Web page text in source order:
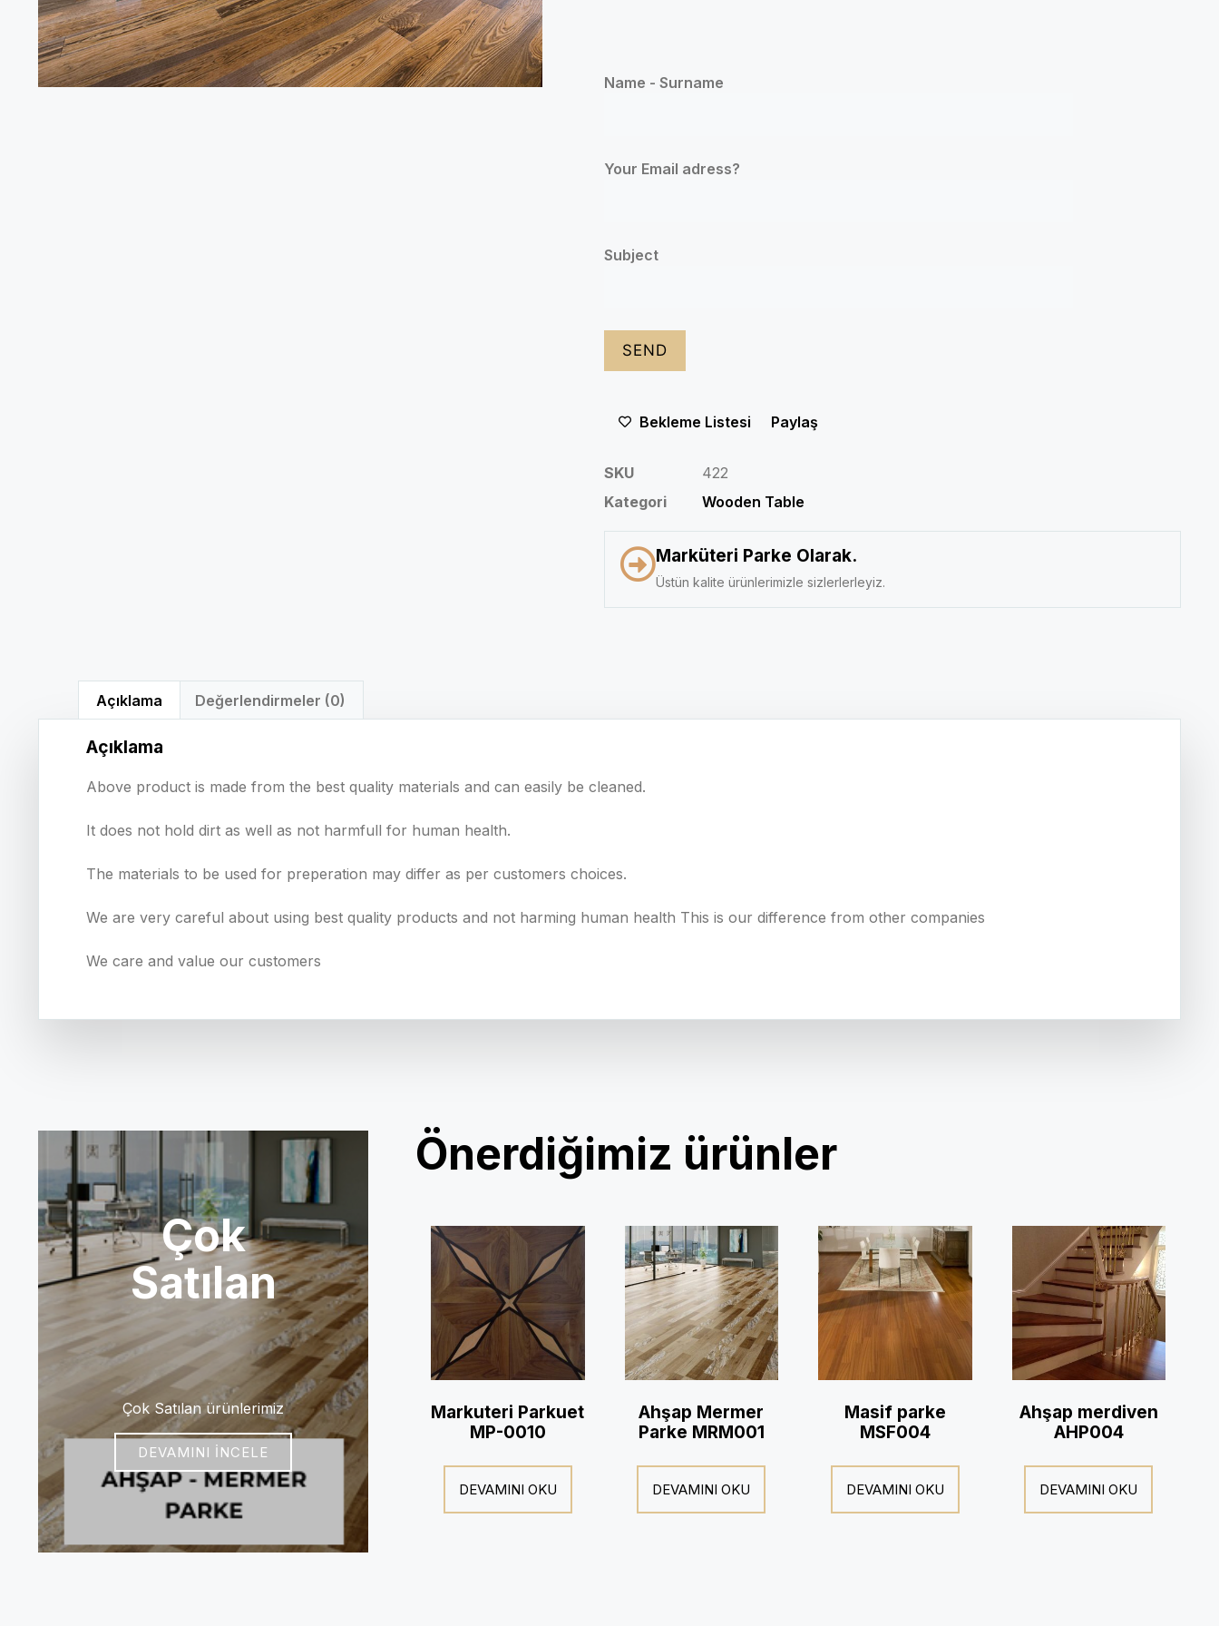
Name - Surname
Your Email adress?
Subject
Bekleme Listesi Paylaş
SKU
422
Kategori
Wooden Table
Marküteri Parke Olarak.
Üstün kalite ürünlerimizle sizlerlerleyiz.
Açıklama Değerlendirmeler (0)
Açıklama
Above product is made from the best quality materials and can easily be cleaned.
It does not hold dirt as well as not harmfull for human health.
The materials to be used for preperation may differ as per customers choices.
We are very careful about using best quality products and not harming human health This is our difference from other companies
We care and value our customers
Çok
Satılan
Çok Satılan ürünlerimiz
DEVAMINI İNCELE
Önerdiğimiz ürünler
Markuteri Parkuet
MP-0010
DEVAMINI OKU
Ahşap Mermer
Parke MRM001
DEVAMINI OKU
Masif parke
MSF004
DEVAMINI OKU
Ahşap merdiven
AHP004
DEVAMINI OKU